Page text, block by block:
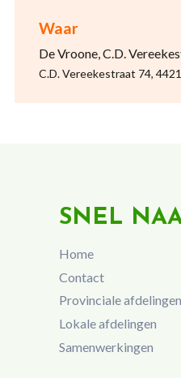
Waar
De Vroone, C.D.
C.D. Vereekestraat 74,
SNEL
Home
Contact
Provinciale afdelingen
Lokale afdelingen
Samenwerkingen